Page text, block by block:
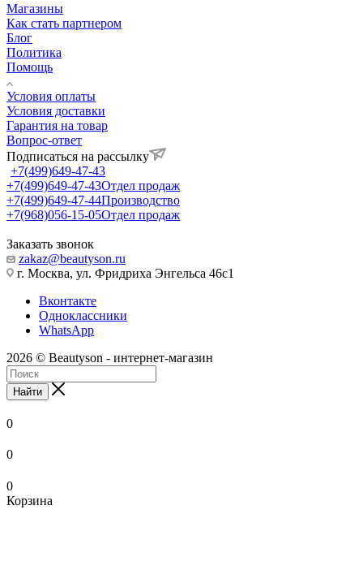
Магазины
Как стать партнером
Блог
Политика
Помощь
Условия оплаты
Условия доставки
Гарантия на товар
Вопрос-ответ
Подписаться на рассылку
+7(499)649-47-43
+7(499)649-47-43Отдел продаж
+7(499)649-47-44Производство
+7(968)056-15-05Отдел продаж
Заказать звонок
zakaz@beautyson.ru
г. Москва, ул. Фридриха Энгельса 46с1
Вконтакте
Одноклассники
WhatsApp
2026 © Beautyson - интернет-магазин
Найти
0
0
0
Корзина